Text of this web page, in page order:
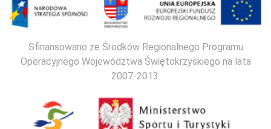
Sfinansowano ze Środków Regionalnego Programu
Operacyjnego Województwa Świętokrzyskiego na lata
2007-2013.